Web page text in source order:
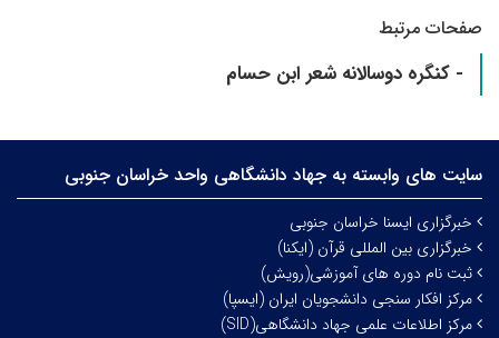
صفحات مرتبط
- کنگره دوسالانه شعر ابن حسام
سایت های وابسته به جهاد دانشگاهی واحد خراسان جنوبی
خبرگزاری ایسنا خراسان جنوبی
خبرگزاری بین المللی قرآن (ایکنا)
ثبت نام دوره های آموزشی(رویش)
مرکز افکار سنجی دانشجویان ایران (ایسپا)
مرکز اطلاعات علمی جهاد دانشگاهی(SID)